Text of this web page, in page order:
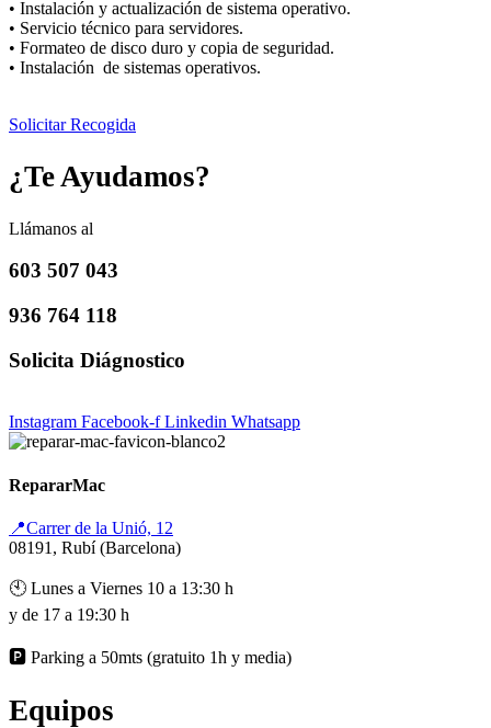
• Instalación y actualización de sistema operativo.
• Servicio técnico para servidores.
• Formateo de disco duro y copia de seguridad.
• Instalación de sistemas operativos.
Solicitar Recogida
¿Te Ayudamos?
Llámanos al
603 507 043
936 764 118
Solicita Diágnostico
Instagram Facebook-f Linkedin Whatsapp
RepararMac
📍Carrer de la Unió, 12
08191, Rubí (Barcelona)
🕙 Lunes a Viernes 10 a 13:30 h
y de 17 a 19:30 h
🅿️ Parking a 50mts (gratuito 1h y media)
Equipos